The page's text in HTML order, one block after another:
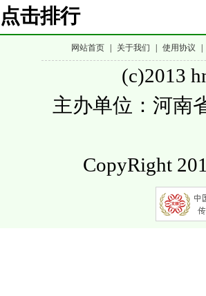
点击排行
网站首页 关于我们 使用协议
(c)2013
主办单位：河南
CopyRight